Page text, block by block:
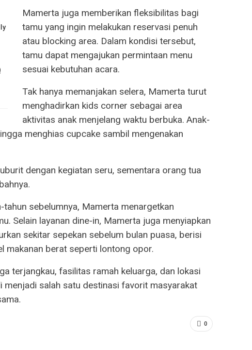
Mamerta juga memberikan fleksibilitas bagi
tamu yang ingin melakukan reservasi penuh
atau blocking area. Dalam kondisi tersebut,
tamu dapat mengajukan permintaan menu
sesuai kebutuhan acara.
Tak hanya memanjakan selera, Mamerta turut
menghadirkan kids corner sebagai area
aktivitas anak menjelang waktu berbuka. Anak-
menghias cupcake sambil mengenakan
dengan kegiatan seru, sementara orang tua
tahun sebelumnya, Mamerta menargetkan
Selain layanan dine-in, Mamerta juga menyiapkan
sekitar sepekan sebelum bulan puasa, berisi
makanan berat seperti lontong opor.
terjangkau, fasilitas ramah keluarga, dan lokasi
salah satu destinasi favorit masyarakat
0